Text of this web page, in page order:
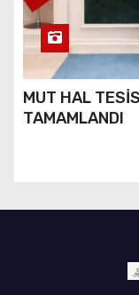
MUT HAL
TAMAMLANDI